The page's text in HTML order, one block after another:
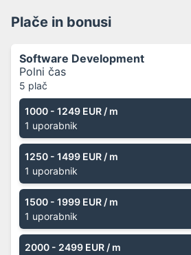
Plače in bonusi
Software Development
Polni čas
5 plač
1000 - 1249 EUR / m
1 uporabnik
1250 - 1499 EUR / m
1 uporabnik
1500 - 1999 EUR / m
1 uporabnik
2000 - 2499 EUR / m